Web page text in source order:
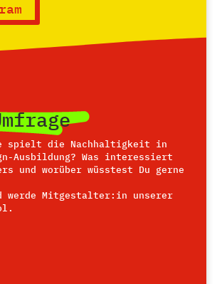
spielt die Nachhaltigkeit in
Ausbildung? Was interessiert
und worüber wüsstest Du gerne
werde Mitgestalter:in unserer